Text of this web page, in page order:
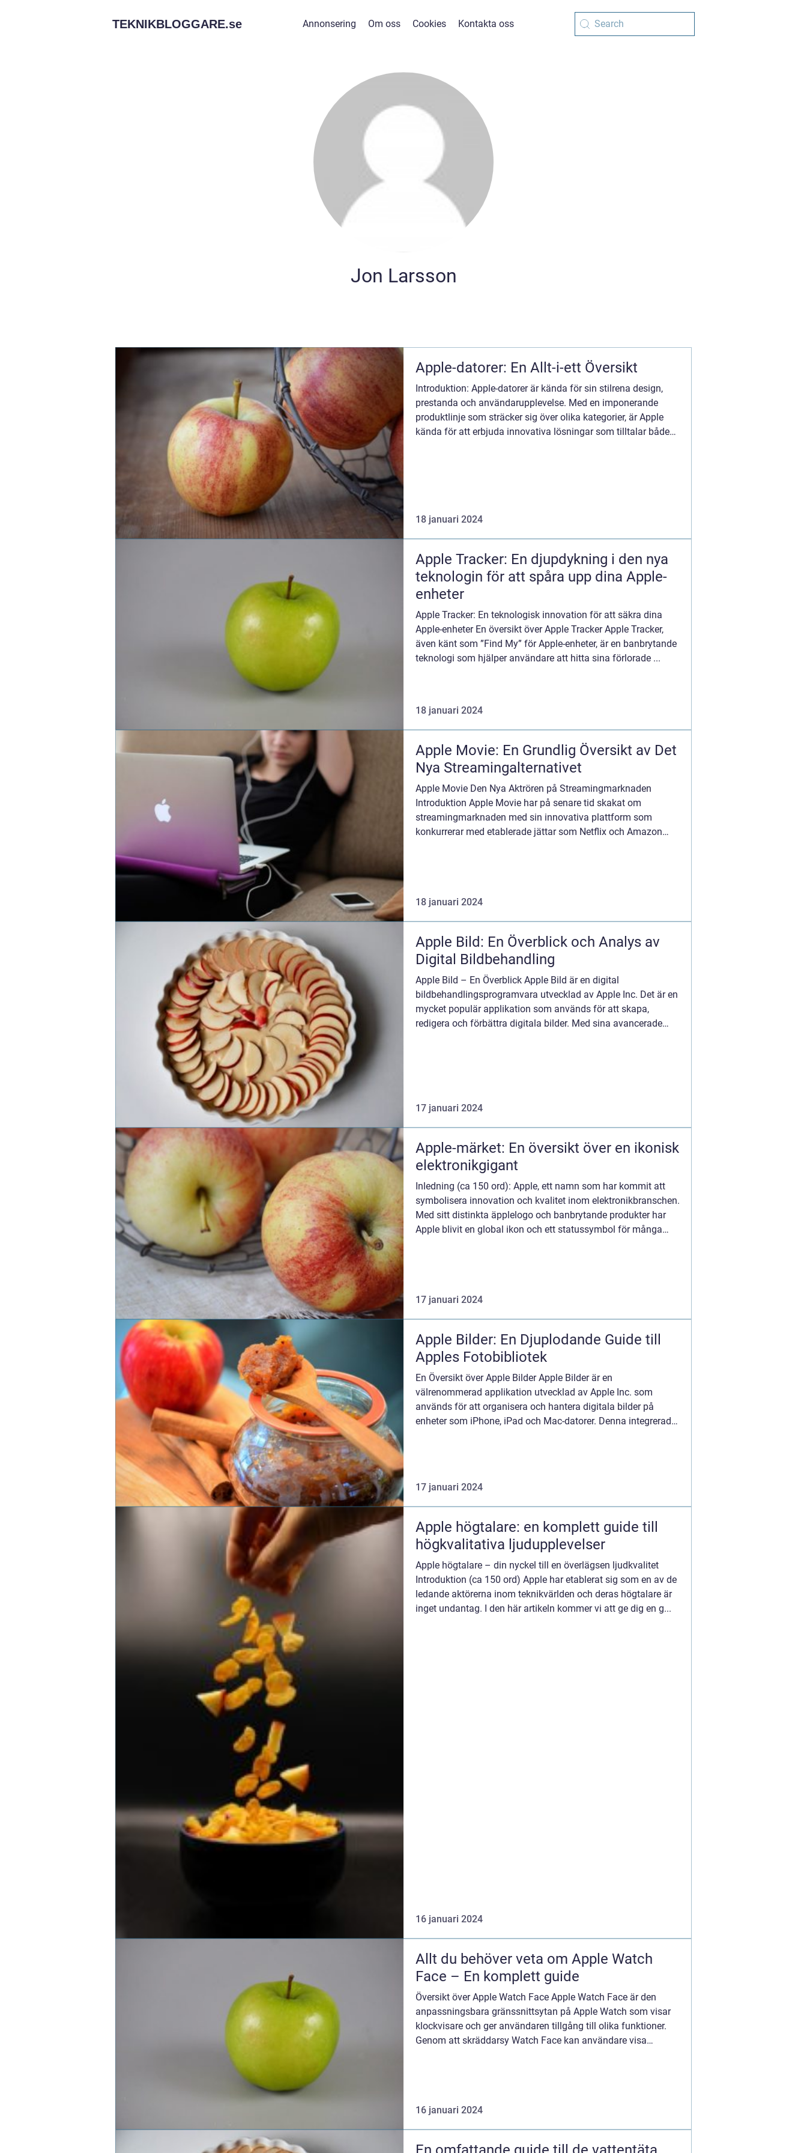
TEKNIKBLOGGARE.se Annonsering Om oss Cookies Kontakta oss
Jon Larsson
Apple-datorer: En Allt-i-ett Översikt
Introduktion: Apple-datorer är kända för sin stilrena design,
prestanda och användarupplevelse. Med en imponerande
produktlinje som sträcker sig över olika kategorier, är Apple
kända för att erbjuda innovativa lösningar som tilltalar både
18 januari 2024
Apple Tracker: En djupdykning i den nya
teknologin för att spåra upp dina Apple-
enheter
Apple Tracker: En teknologisk innovation för att säkra dina
Apple-enheter En översikt över Apple Tracker Apple Tracker,
även känt som ”Find My” för Apple-enheter, är en banbrytande
teknologi som hjälper användare att hitta sina förlorade ...
18 januari 2024
Apple Movie: En Grundlig Översikt av Det
Nya Streamingalternativet
Apple Movie Den Nya Aktrören på Streamingmarknaden
Introduktion Apple Movie har på senare tid skakat om
streamingmarknaden med sin innovativa plattform som
konkurrerar med etablerade jättar som Netflix och Amazon
18 januari 2024
Apple Bild: En Överblick och Analys av
Digital Bildbehandling
Apple Bild – En Överblick Apple Bild är en digital
bildbehandlingsprogramvara utvecklad av Apple Inc. Det är en
mycket populär applikation som används för att skapa,
redigera och förbättra digitala bilder. Med sina avancerade
17 januari 2024
Apple-märket: En översikt över en ikonisk
elektronikgigant
Inledning (ca 150 ord): Apple, ett namn som har kommit att
symbolisera innovation och kvalitet inom elektronikbranschen.
Med sitt distinkta äpplelogo och banbrytande produkter har
Apple blivit en global ikon och ett statussymbol för många
17 januari 2024
Apple Bilder: En Djuplodande Guide till
Apples Fotobibliotek
En Översikt över Apple Bilder Apple Bilder är en
välrenommerad applikation utvecklad av Apple Inc. som
används för att organisera och hantera digitala bilder på
enheter som iPhone, iPad och Mac-datorer. Denna integrerade
17 januari 2024
Apple högtalare: en komplett guide till
högkvalitativa ljudupplevelser
Apple högtalare – din nyckel till en överlägsen ljudkvalitet
Introduktion (ca 150 ord) Apple har etablerat sig som en av de
ledande aktörerna inom teknikvärlden och deras högtalare är
inget undantag. I den här artikeln kommer vi att ge dig en g...
16 januari 2024
Allt du behöver veta om Apple Watch
Face – En komplett guide
Översikt över Apple Watch Face Apple Watch Face är den
anpassningsbara gränssnittsytan på Apple Watch som visar
klockvisare och ger användaren tillgång till olika funktioner.
Genom att skräddarsy Watch Face kan användare visa
16 januari 2024